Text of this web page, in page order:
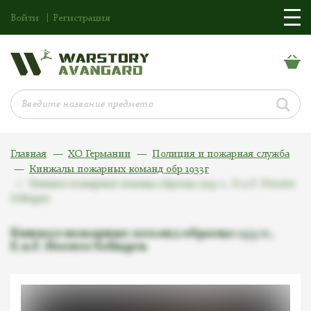
Войти Регистрация
Главная ХО Германии
Полиция и пожарная служба
Кинжалы пожарных команд обр 1933г
Кинжал пожарных команд образца 1933 г.,
E.u.F. Horster Solingen